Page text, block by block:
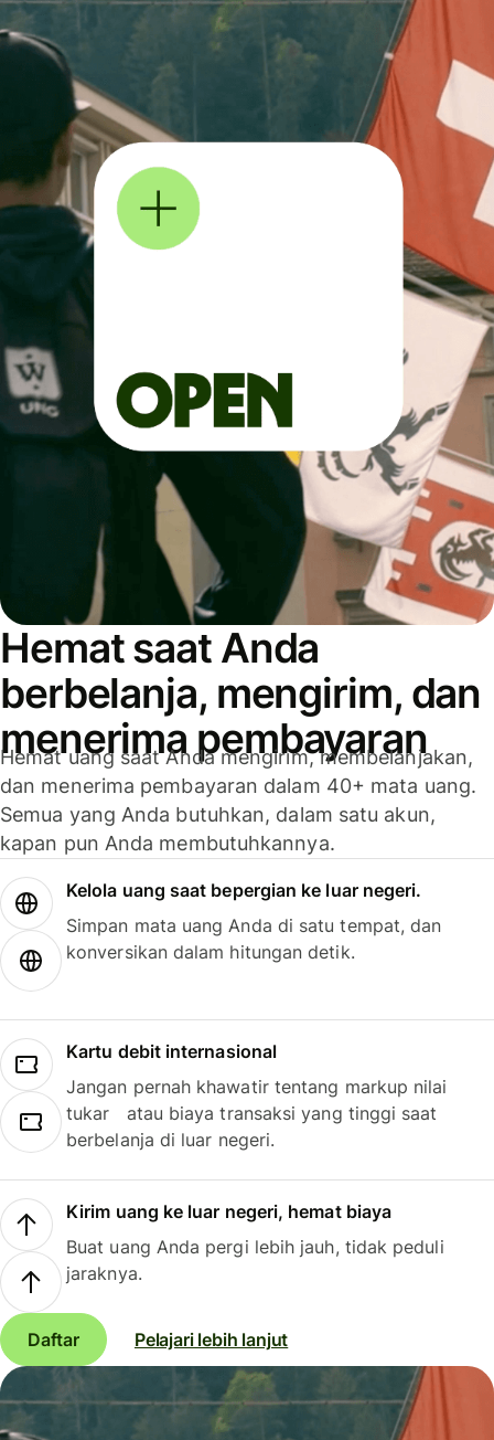
Hemat saat Anda
berbelanja, mengirim, dan
menerima pembayaran
Hemat uang saat Anda mengirim, membelanjakan,
dan menerima pembayaran dalam 40+ mata uang.
Semua yang Anda butuhkan, dalam satu akun,
kapan pun Anda membutuhkannya.
Kelola uang saat bepergian ke luar negeri.
Simpan mata uang Anda di satu tempat, dan
konversikan dalam hitungan detik.
Kartu debit internasional
Jangan pernah khawatir tentang markup nilai
tukar atau biaya transaksi yang tinggi saat
berbelanja di luar negeri.
Kirim uang ke luar negeri, hemat biaya
Buat uang Anda pergi lebih jauh, tidak peduli
jaraknya.
Daftar Pelajari lebih lanjut